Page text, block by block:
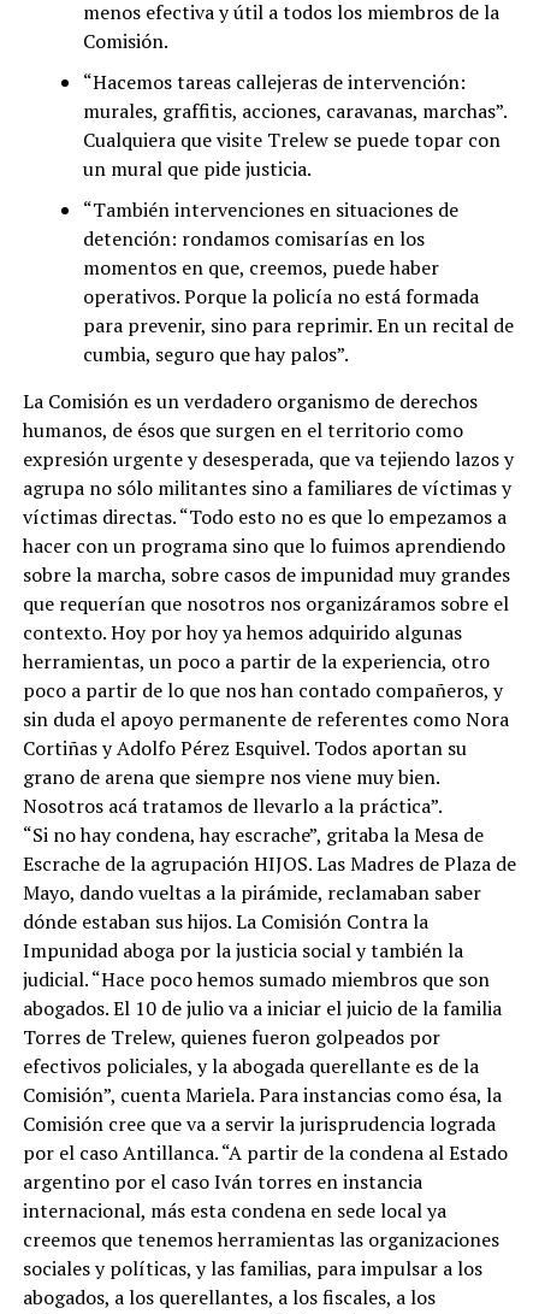
menos efectiva y útil a todos los miembros de la
Comisión.
“Hacemos tareas callejeras de intervención:
murales, graffitis, acciones, caravanas, marchas”.
Cualquiera que visite Trelew se puede topar con
un mural que pide justicia.
“También intervenciones en situaciones de
detención: rondamos comisarías en los
momentos en que, creemos, puede haber
operativos. Porque la policía no está formada
para prevenir, sino para reprimir. En un recital de
cumbia, seguro que hay palos”.
La Comisión es un verdadero organismo de derechos
humanos, de ésos que surgen en el territorio como
expresión urgente y desesperada, que va tejiendo lazos y
agrupa no sólo militantes sino a familiares de víctimas y
víctimas directas. “Todo esto no es que lo empezamos a
hacer con un programa sino que lo fuimos aprendiendo
sobre la marcha, sobre casos de impunidad muy grandes
que requerían que nosotros nos organizáramos sobre el
contexto. Hoy por hoy ya hemos adquirido algunas
herramientas, un poco a partir de la experiencia, otro
poco a partir de lo que nos han contado compañeros, y
sin duda el apoyo permanente de referentes como Nora
Cortiñas y Adolfo Pérez Esquivel. Todos aportan su
grano de arena que siempre nos viene muy bien.
Nosotros acá tratamos de llevarlo a la práctica”.
“Si no hay condena, hay escrache”, gritaba la Mesa de
Escrache de la agrupación HIJOS. Las Madres de Plaza de
Mayo, dando vueltas a la pirámide, reclamaban saber
dónde estaban sus hijos. La Comisión Contra la
Impunidad aboga por la justicia social y también la
judicial. “Hace poco hemos sumado miembros que son
abogados. El 10 de julio va a iniciar el juicio de la familia
Torres de Trelew, quienes fueron golpeados por
efectivos policiales, y la abogada querellante es de la
Comisión”, cuenta Mariela. Para instancias como ésa, la
Comisión cree que va a servir la jurisprudencia lograda
por el caso Antillanca. “A partir de la condena al Estado
argentino por el caso Iván torres en instancia
internacional, más esta condena en sede local ya
creemos que tenemos herramientas las organizaciones
sociales y políticas, y las familias, para impulsar a los
abogados, a los querellantes, a los fiscales, a los